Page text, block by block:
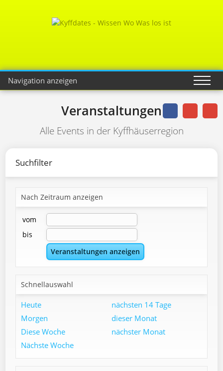
Navigation anzeigen
Veranstaltungen
Alle Events in der Kyffhäuserregion
Suchfilter
Nach Zeitraum anzeigen
vom
bis
Schnellauswahl
Heute
Morgen
Diese Woche
Nächste Woche
nächsten 14 Tage
dieser Monat
nächster Monat